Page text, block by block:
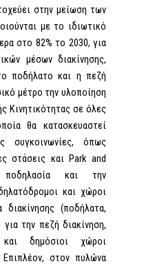
στην μείωση των
με το ιδιωτικό
στο 82% το 2030, για
μέσων διακίνησης,
ποδήλατο και η πεζή
μέτρο την υλοποίηση
Κινητικότητας σε όλες
θα κατασκευαστεί
συγκοινωνίες, όπως
στάσεις και Park and
και την
και χώροι
(ποδήλατα,
την πεζή διακίνηση,
δημόσιοι χώροι
στον πυλώνα